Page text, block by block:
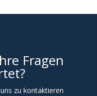
Fragen
zu kontaktieren